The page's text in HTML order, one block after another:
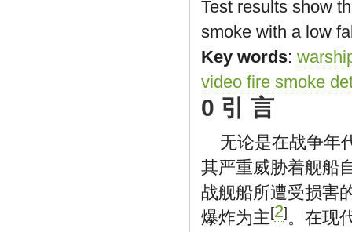
Test results show
smoke with a low
Key words:
video fire smoke
0 引 言
无论是在战争年
其严重威胁着舰船
战舰船所遭受损害
爆炸为主[2]。在现